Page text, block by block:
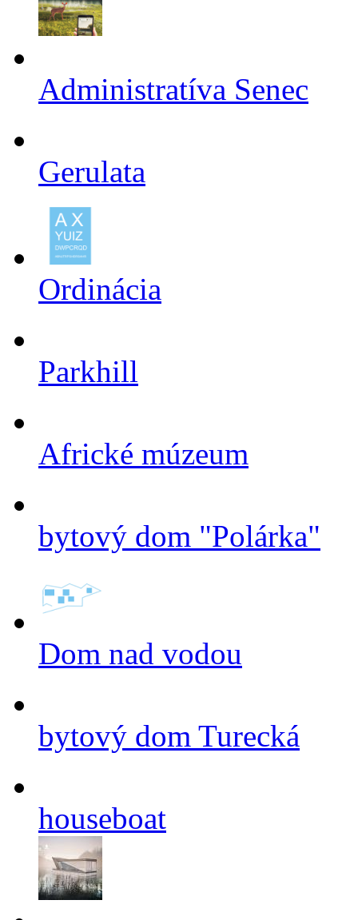
Administratíva Senec
Gerulata
Ordinácia
Parkhill
Africké múzeum
bytový dom "Polárka"
Dom nad vodou
bytový dom Turecká
houseboat